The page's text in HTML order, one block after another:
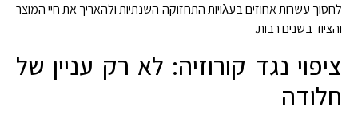
לחסוך עשרות אחוזים בעλויות התחזוקה השנתיות ולהאריך את חיי המוצר
והציוד בשנים רבות.
ציפוי נגד קורוזיה: לא רק עניין של
חלודה